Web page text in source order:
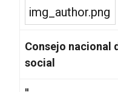
Consejo nacional
social